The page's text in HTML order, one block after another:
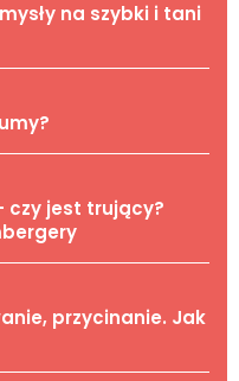
na szybki i tani
czy jest trujący?
przycinanie. Jak